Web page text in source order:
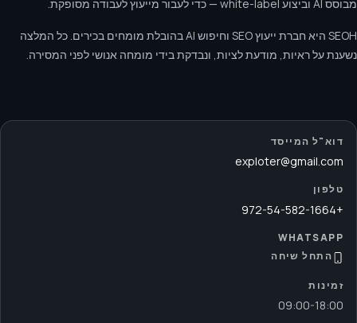
מבוסס AI וביצוע white-label — כדי לעבור מייעוץ לעבודה מסופקת.
SEOH היא חברת ייעוץ SEO וחיפוש AI בהובלת מומחים בכירים. כל המלצה
נשענת על ראיות, מודעת לציות, ונבדקת בידי מומחה אנושי לפני המסירה.
דוא"ל המייסד
exploter@gmail.com
טלפון
+972-54-582-1664
WHATSAPP
התחל שיחה
זמינות
09:00-18:00